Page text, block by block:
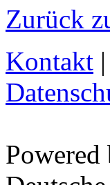
Zurück
Kontakt |
Powered